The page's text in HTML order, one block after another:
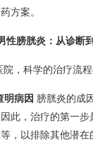
方案。
性膀胱炎：从诊断
，科学的治疗流
明病因 膀胱炎的成
此，治疗的第一
，以排除其他潜在